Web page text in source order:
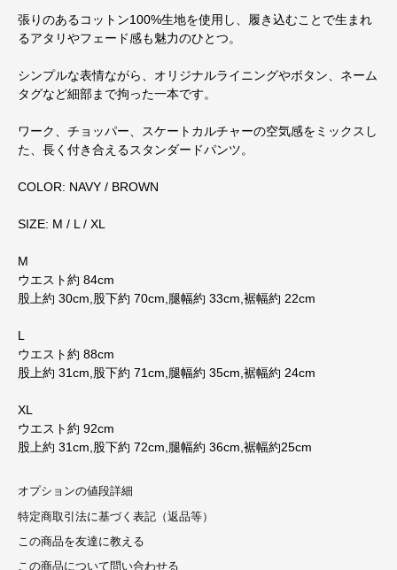
張りのあるコットン100%生地を使用し、履き込むことで生まれ
るアタリやフェード感も魅力のひとつ。
シンプルな表情ながら、オリジナルライニングやボタン、ネーム
タグなど細部まで拘った一本です。
ワーク、チョッパー、スケートカルチャーの空気感をミックスし
た、長く付き合えるスタンダードパンツ。
COLOR: NAVY / BROWN
SIZE: M / L / XL
M
ウエスト約 84cm
股上約 30cm,股下約 70cm,腿幅約 33cm,裾幅約 22cm
L
ウエスト約 88cm
股上約 31cm,股下約 71cm,腿幅約 35cm,裾幅約 24cm
XL
ウエスト約 92cm
股上約 31cm,股下約 72cm,腿幅約 36cm,裾幅約25cm
オプションの値段詳細
特定商取引法に基づく表記（返品等）
この商品を友達に教える
この商品について問い合わせる